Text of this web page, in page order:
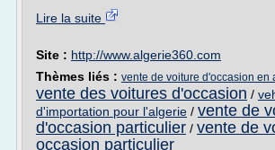
Lire la suite
Site : http://www.algerie360.com
Thèmes liés : vente de voiture d'occasion en
vente des voitures d'occasion /
d'importation pour l'algerie / vente de
d'occasion particulier / vente de
occasion particulier